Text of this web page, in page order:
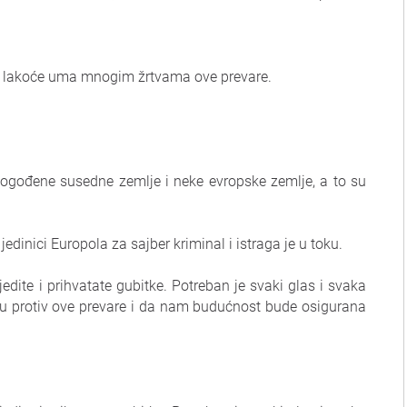
uma mnogim žrtvama ove prevare.
susedne zemlje i neke evropske zemlje, a to su
Europola za sajber kriminal i istraga je u toku.
i prihvatate gubitke. Potreban je svaki glas i svaka
ove prevare i da nam budućnost bude osigurana